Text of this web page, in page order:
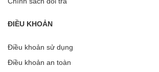
ĐIỀU KHOẢN
Điều khoản sử dụng
Điều khoản an toàn